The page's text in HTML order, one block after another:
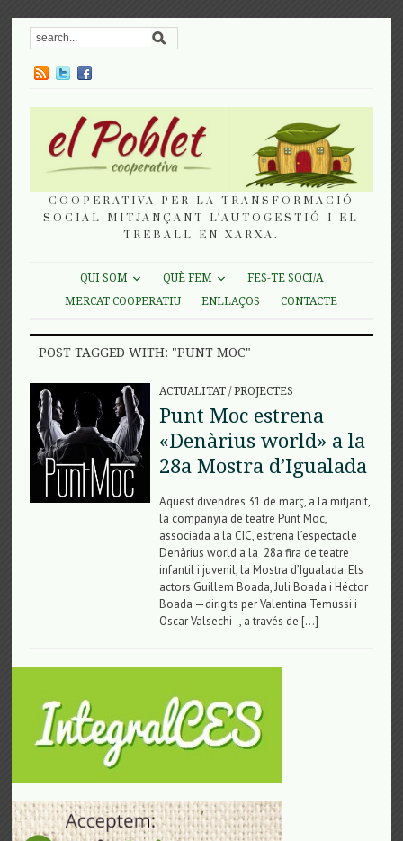
COOPERATIVA PER LA TRANSFORMACIÓ
SOCIAL MITJANÇANT L'AUTOGESTIÓ I EL
TREBALL EN XARXA.
QUI SOM QUÈ FEM
FES-TE SOCI/A
MERCAT COOPERATIU
ENLLAÇOS CONTACTE
POST TAGGED WITH: "PUNT MOC"
ACTUALITAT/PROJECTES
Punt Moc estrena
«Denàrius world» a la
28a Mostra d’Igualada
Aquest divendres 31 de març, a la mitjanit,
la companyia de teatre Punt Moc,
associada a la CIC, estrena l’espectacle
Denàrius world a la 28a fira de teatre
infantil i juvenil, la Mostra d’Igualada. Els
actors Guillem Boada, Juli Boada i Héctor
Boada —dirigits per Valentina Temussi i
Oscar Valsechi–, a través de […]